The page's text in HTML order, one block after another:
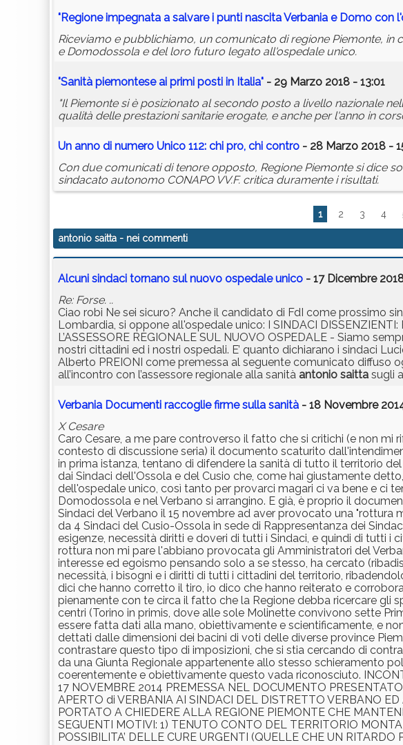
"Regione impegnata a salvare i punti nascita Verbania e Domo con
Riceviamo e pubblichiamo, un comunicato di regione Piemonte, in
e Domodossola e del loro futuro legato all'ospedale unico.
"Sanità piemontese ai primi posti in Italia" - 29 Marzo 2018 - 13:01
"Il Piemonte si è posizionato al secondo posto a livello nazionale
qualità delle prestazioni sanitarie erogate, e anche per l'anno in
Un anno di numero Unico 112: chi pro, chi contro - 28 Marzo 2018 -
Con due comunicati di tenore opposto, Regione Piemonte si dice
sindacato autonomo CONAPO VV.F. critica duramente i risultati.
1 2 3 4
antonio saitta - nei commenti
Alcuni sindaci tornano sul nuovo ospedale unico - 17 Dicembre
Re: Forse. ..
Ciao robi Ne sei sicuro? Anche il candidato di FdI come prossimo
Lombardia, si oppone all'ospedale unico: I SINDACI DISSENZIENTI:
L’ASSESSORE REGIONALE SUL NUOVO OSPEDALE - Siamo
nostri cittadini ed i nostri ospedali. E’ quanto dichiarano i sindaci
Alberto PREIONI come premessa al seguente comunicato diffuso
all’incontro con l’assessore regionale alla sanità antonio saitta sugli
Verbania Documenti raccoglie firme sulla sanità - 18 Novembre
X Cesare
Caro Cesare, a me pare controverso il fatto che si critichi (e non
contesto di discussione seria) il documento scaturito
in prima istanza, tentano di difendere la sanità di tutto il territorio
dai Sindaci dell'Ossola e del Cusio che, come hai giustamente
dell'ospedale unico, così tanto per provarci magari ci va bene e ci
Domodossola e nel Verbano si arrangino. E già, è proprio il
Sindaci del Verbano il 15 novembre ad aver provocato una
da 4 Sindaci del Cusio-Ossola in sede di Rappresentanza dei
esigenze, necessità diritti e doveri di tutti i Sindaci, e quindi di tutti i
rottura non mi pare l'abbiano provocata gli Amministratori del
interesse ed egoismo pensando solo a se stesso, ha cercato
necessità, i bisogni e i diritti di tutti i cittadini del territorio,
dici che hanno corretto il tiro, io dico che hanno reiterato e
pienamente con te circa il fatto che la Regione debba ricercare gli
centri (Torino in primis, dove alle sole Molinette convivono sette
essere fatta dati alla mano, obiettivamente e scientificamente, e
dettati dalle dimensioni dei bacini di voti delle diverse province
contrastare questo tipo di imposizioni, che si stia cercando di
da una Giunta Regionale appartenente allo stesso schieramento
coerentemente e obiettivamente questo vada riconosciuto.
17 NOVEMBRE 2014 PREMESSA NEL DOCUMENTO
APERTO di VERBANIA AI SINDACI DEL DISTRETTO VERBANO
PORTATO A CHIEDERE ALLA REGIONE PIEMONTE CHE
SEGUENTI MOTIVI: 1) TENUTO CONTO DEL TERRITORIO
POSSIBILITA’ DELLE CURE URGENTI (QUELLE CHE UN